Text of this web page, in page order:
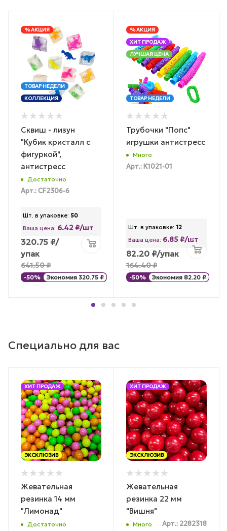
% АКЦИЯ
ТОВАР НЕДЕЛИ
КОЛЛЕКЦИЯ
Сквиш - лизун
"Кубик кристалл с
фигуркой",
антистресс
Достаточно
Арт.: CF2306-6
Шт. в упаковке: 50
Ваша цена: 6.42 ₽/шт
320.75 ₽/
упак
641.50₽
-50% Экономия 320.75 ₽
% АКЦИЯ
ХИТ ПРОДАЖ
ЛУЧШАЯ ЦЕНА
ТОВАР НЕДЕЛИ
Трубочки "Попс"
игрушки антистресс
Много
Арт.: К1021-01
Шт. в упаковке: 12
Ваша цена: 6.85 ₽/шт
82.20 ₽/упак
164.40₽
-50% Экономия 82.20 ₽
Специально для вас
ХИТ ПРОДАЖ
ЭКСКЛЮЗИВ
Жевательная
резинка 14 мм
"Лимонад"
Достаточно
ХИТ ПРОДАЖ
ЭКСКЛЮЗИВ
Жевательная
резинка 22 мм
"Вишня"
Много Арт.: 2282318